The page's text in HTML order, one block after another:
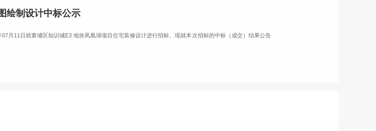
绘制设计中标公示
月11日就黄埔区知识城E3 地块凤凰湖项目住宅装修设计进行招标。现就本次招标的中标（成交）结果公告